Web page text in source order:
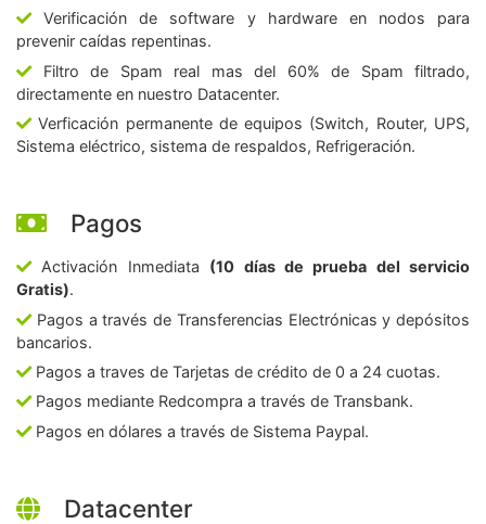
Verificación de software y hardware en nodos para
prevenir caídas repentinas.
Filtro de Spam real mas del 60% de Spam filtrado,
directamente en nuestro Datacenter.
Verficación permanente de equipos (Switch, Router, UPS,
Sistema eléctrico, sistema de respaldos, Refrigeración.
Pagos
Activación Inmediata (10 días de prueba del servicio
Gratis).
Pagos a través de Transferencias Electrónicas y depósitos
bancarios.
Pagos a traves de Tarjetas de crédito de 0 a 24 cuotas.
Pagos mediante Redcompra a través de Transbank.
Pagos en dólares a través de Sistema Paypal.
Datacenter